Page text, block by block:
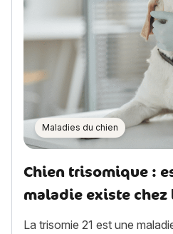
Maladies du chien
Chien trisomique :
maladie existe chez
La trisomie 21 est une